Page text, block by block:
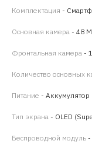
Комплектация -
Основная камера - 48
Фронтальная камера -
Количество основных
Питание - Аккумулятор
Тип экрана - OLED
Беспроводной модуль